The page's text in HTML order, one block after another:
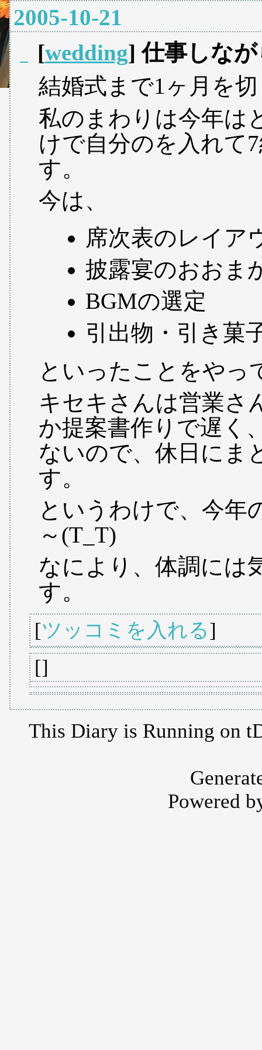
2005-10-21
[wedding] 仕事しな
結婚式まで1ヶ月を
私のまわりは今年は
けで自分のを入れて
す。
今は、
席次表のレイア
披露宴のおおま
BGMの選定
引出物・引き菓
といったことをやっ
キセキさんは営業さ
か提案書作りで遅く
ないので、休日にま
す。
というわけで、今年
～(T_T)
なにより、体調には
す。
[ツッコミを入れる]
[]
This Diary is Running on
Powered